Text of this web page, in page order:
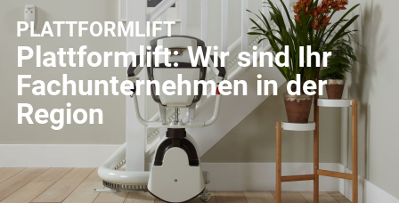
PLATTFORMLIFT
Plattformlift: Wir sind Ihr
Fachunternehmen in der
Region